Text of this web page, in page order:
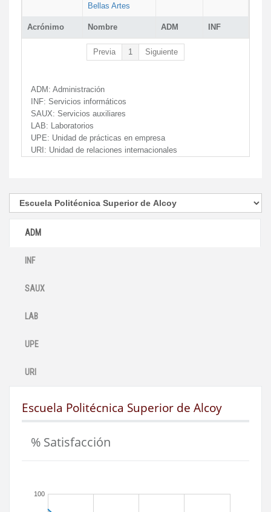
Acrónimo Nombre ADM INF
Bellas Artes
Previa 1 Siguiente
ADM: Administración
INF: Servicios informáticos
SAUX: Servicios auxiliares
LAB: Laboratorios
UPE: Unidad de prácticas en empresa
URI: Unidad de relaciones internacionales
ADM
INF
SAUX
LAB
UPE
URI
Escuela Politécnica Superior de Alcoy
% Satisfacción
100